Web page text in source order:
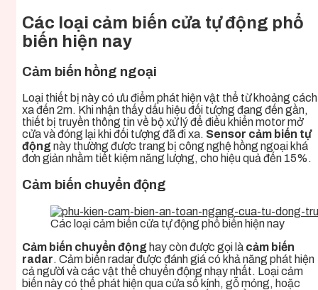
Các loại cảm biến cửa tự động phổ
biến hiện nay
Cảm biến hồng ngoại
Loại thiết bị này có ưu điểm phát hiện vật thể từ khoảng cách
xa đến 2m. Khi nhận thấy dấu hiệu đối tượng đang đến gần,
thiết bị truyền thông tin về bộ xử lý để điều khiển motor mở
cửa và đóng lại khi đối tượng đã đi xa. Sensor cảm biến tự
động này thường được trang bị công nghệ hồng ngoại khá
đơn giản nhằm tiết kiệm năng lượng, cho hiệu quả đến 15%.
Cảm biến chuyển động
Các loại cảm biến cửa tự động phổ biến hiện nay
Cảm biến chuyển động hay còn được gọi là cảm biến
radar. Cảm biến radar được đánh giá có khả năng phát hiện
cả người và các vật thể chuyển động nhạy nhất. Loại cảm
biến này có thể phát hiện qua cửa sổ kính, gỗ mỏng, hoặc